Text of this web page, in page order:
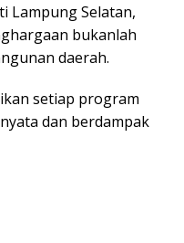
Lampung Selatan,
bukanlah
daerah.
setiap program
dan berdampak